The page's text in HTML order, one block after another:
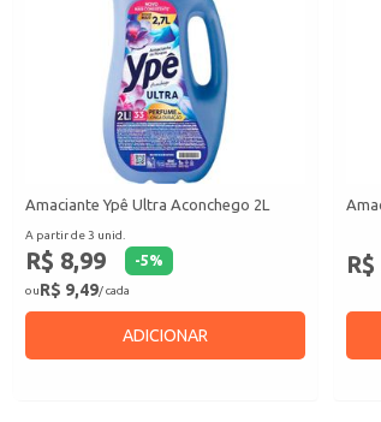
Amaciante Ypê Ultra Aconchego 2L
A partir de 3 unid.
R$ 8,99 -5%
ouR$ 9,49/ cada
ADICIONAR